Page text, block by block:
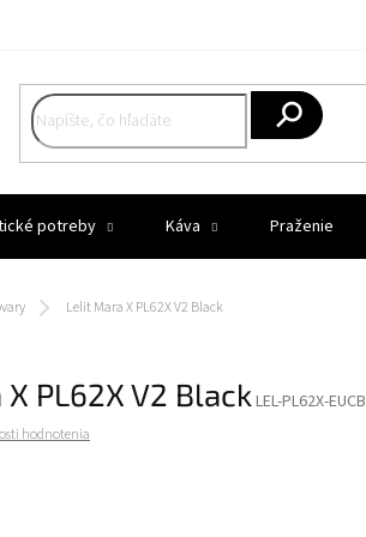
potreby Káva Praženie
Lelit Mara X PL62X V2 Black
PL62X V2 BlackLEL-PL62X-EUCB
hodnotenia